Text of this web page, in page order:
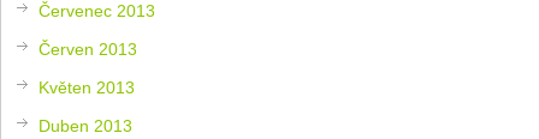
Červenec 2013
Červen 2013
Květen 2013
Duben 2013